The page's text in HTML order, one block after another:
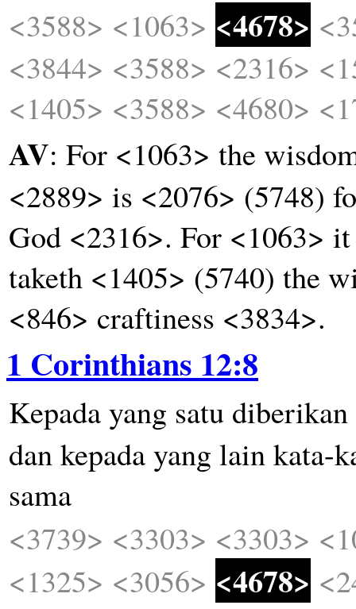
<3588> <1063> <4678>
<3844> <3588> <2316>
<1405> <3588> <4680>
AV: For <1063> the
<2889> is <2076> (5748)
God <2316>. For <1063>
taketh <1405> (5740) the
<846> craftiness <3834>.
1 Corinthians 12:8
Kepadayang satu diberikan
dankepadayang lainkata-
sama
<3739> <3303> <3303>
<1325> <3056> <4678>